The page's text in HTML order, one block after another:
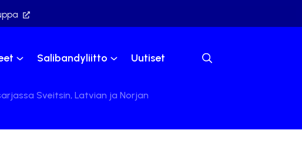
Salibandyliitto Uutiset
Sveitsin, Latvian ja Norjan